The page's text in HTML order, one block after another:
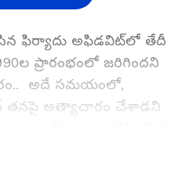
ఫిర్యాదు అఫిడవిట్‌లో తేదీ
ప్రారంభంలో జరిగిందని
అదే సమయంలో,
అత్యాచారం చేశాడని